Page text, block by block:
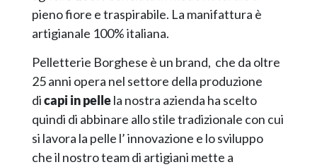
pieno fiore e traspirabile. La manifattura è
artigianale 100% italiana.
Pelletterie Borghese è un brand, che da oltre
25 anni opera nel settore della produzione
dicapi in pellela nostra azienda ha scelto
quindi di abbinare allo stile tradizionale con cui
si lavora la pelle l’ innovazione e lo sviluppo
che il nostro team di artigiani mette a